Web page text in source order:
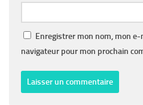
Enregistrer mon nom, mon
navigateur pour mon prochain